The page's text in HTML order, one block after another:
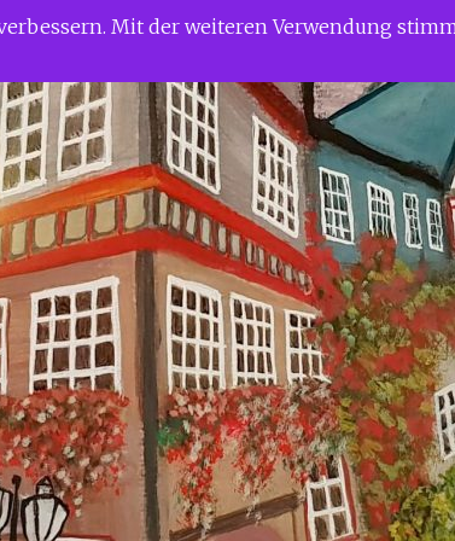
Mit der weiteren Verwendung